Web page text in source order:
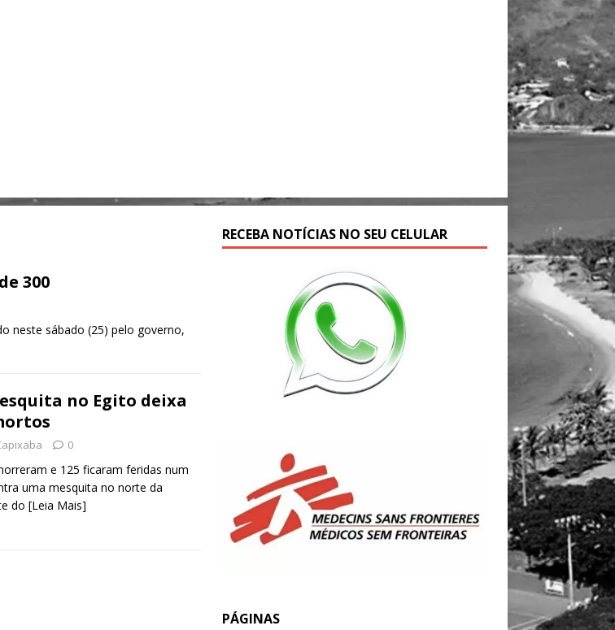
300
neste sábado (25) pelo governo,
no Egito deixa
0
e 125 ficaram feridas num
uma mesquita no norte da
do [Leia Mais]
RECEBA NOTÍCIAS NO SEU CELULAR
PÁGINAS